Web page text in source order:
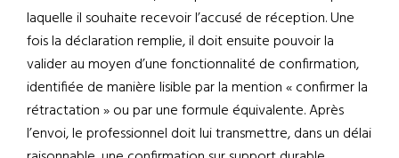
laquelle il souhaite recevoir l’accusé de réception. Une
fois la déclaration remplie, il doit ensuite pouvoir la
valider au moyen d’une fonctionnalité de confirmation,
identifiée de manière lisible par la mention « confirmer la
rétractation » ou par une formule équivalente. Après
l’envoi, le professionnel doit lui transmettre, dans un délai